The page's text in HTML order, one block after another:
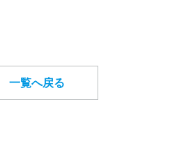
一覧へ戻る